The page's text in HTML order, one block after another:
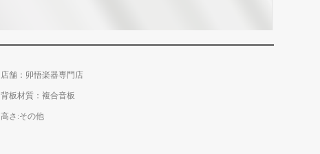
店舗：卯悟楽器専門店
背板材質：複合音板
高さ:その他